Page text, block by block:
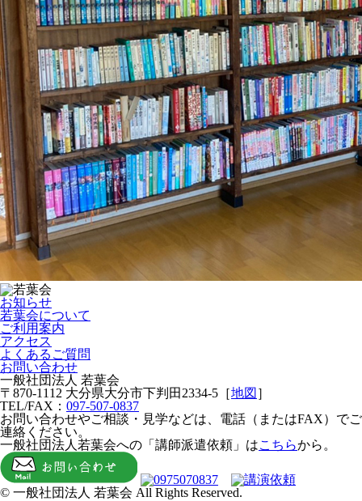
お知らせ
若葉会について
ご利用案内
アクセス
よくあるご質問
お問い合わせ
一般社団法人 若葉会
〒870-1112 大分県大分市下判田2334-5 ［地図 ］
TEL/FAX： 097-507-0837
お問い合わせやご相談・見学などは、電話（またはFAX）でご
連絡ください。
一般社団法人若葉会への「講師派遣依頼」はこちらから。
© 一般社団法人 若葉会 All Rights Reserved.